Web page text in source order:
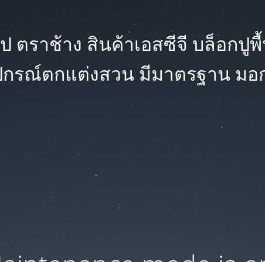
ตราช้าง สินค้าเอสซีจี บล็อกปูพื้
รณ์ตกแต่งสวน มีมาตรฐาน มอ